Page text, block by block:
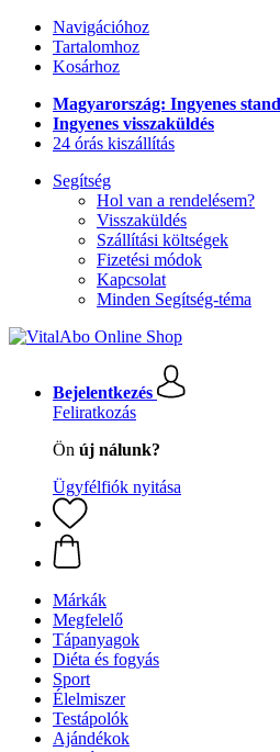
Navigációhoz
Tartalomhoz
Kosárhoz
Magyarország: Ingyenes
Ingyenes visszaküldés
24 órás kiszállítás
Segítség
Hol van a rendelésem?
Visszaküldés
Szállítási költségek
Fizetési módok
Kapcsolat
Minden Segítség-téma
Bejelentkezés
Feliratkozás
Ön új nálunk?
Ügyfélfiók nyitása
Márkák
Megfelelő
Tápanyagok
Diéta és fogyás
Sport
Élelmiszer
Testápolók
Ajándékok